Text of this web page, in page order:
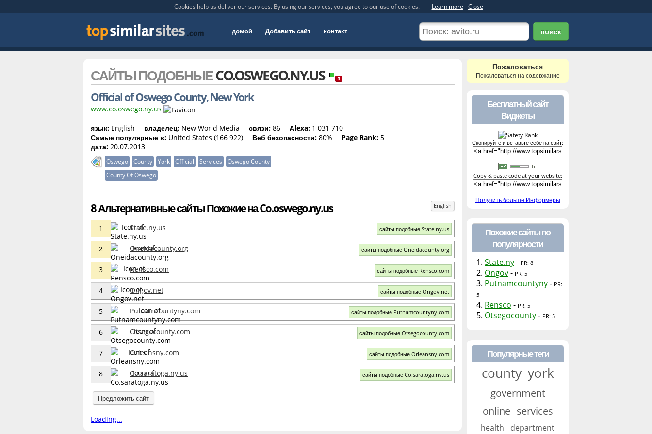
Cookies help us deliver our services. By using our services, you agree to our use of cookies. Learn more Close
домой Добавить сайт контакт поиск
САЙТЫ ПОДОБНЫЕCO.OSWEGO.NY.US 5
Official of Oswego County, New York
www.co.oswego.ny.us
язык: English владелец: New World Media связи: 86 Alexa: 1 031 710
Самые популярные в: United States (166 922) Веб безопасности: 80% Page Rank: 5
дата: 20.07.2013
Oswego County York Official Services
Oswego County
County Of Oswego
8 Альтернативные сайты Похожие на Co.oswego.ny.us English
1 State.ny.us сайты подобные State.ny.us
2 Oneidacounty.org сайты подобные Oneidacounty.org
3 Rensco.com сайты подобные Rensco.com
4 Ongov.net сайты подобные Ongov.net
5 Putnamcountyny.com сайты подобные Putnamcountyny.com
6 Otsegocounty.com сайты подобные Otsegocounty.com
7 Orleansny.com сайты подобные Orleansny.com
8 Co.saratoga.ny.us сайты подобные Co.saratoga.ny.us
Предложить сайт
Loading...
Пожаловаться
Пожаловаться на содержание
Бесплатный сайт
Виджеты
Скопируйте и вставьте себе на сайт:
Copy & paste code at your website:
Получить больше Информеры
Похожие сайты по
популярности
1. State.ny- PR: 8
2. Ongov- PR: 5
3. Putnamcountyny- PR:
5
4. Rensco - PR: 5
5. Otsegocounty- PR: 5
Популярные теги
county york
government
online services
health department